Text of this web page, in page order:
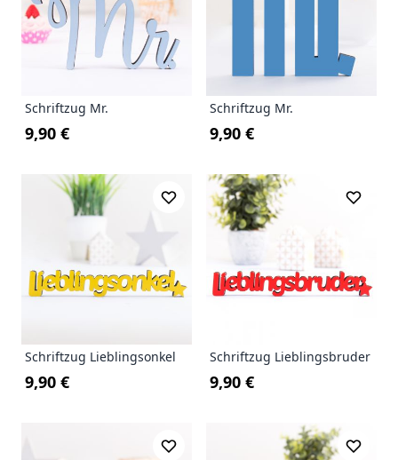
Schriftzug Mr.
9,90 €
Schriftzug Mr.
9,90 €
Schriftzug Lieblingsonkel
9,90 €
Schriftzug Lieblingsbruder
9,90 €